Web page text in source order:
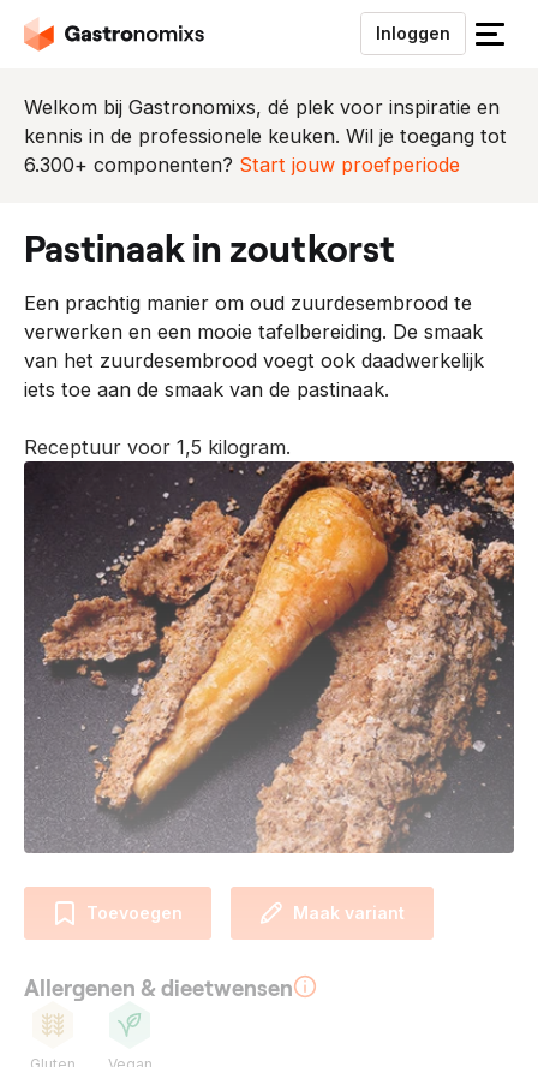
Inloggen
S
u
i
e
n
u
Welkom bij Gastronomixs, dé plek voor inspiratie en
kennis in de professionele keuken. Wil je toegang tot
6.300+ componenten? Start jouw proefperiode
pastinaak in zoutkorst
Een prachtig manier om oud zuurdesembrood te
verwerken en een mooie tafelbereiding. De smaak
van het zuurdesembrood voegt ook daadwerkelijk
iets toe aan de smaak van de pastinaak.
Receptuur voor 1,5 kilogram.
Toevoegen Maak variant
Allergenen & dieetwensen